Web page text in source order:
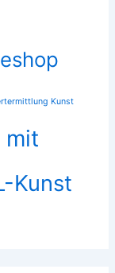
Kunst
mit
Kunst